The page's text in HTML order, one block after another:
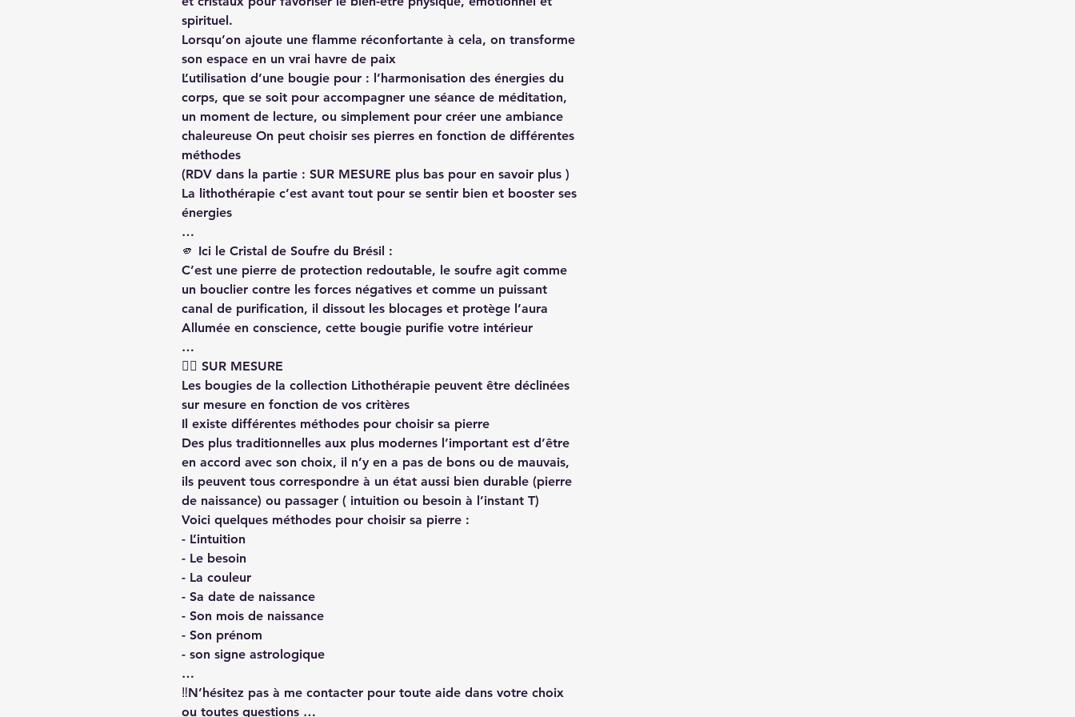
spirituel.
Lorsqu’on ajoute une flamme réconfortante à cela, on transforme
son espace en un vrai havre de paix
L’utilisation d’une bougie pour : l’harmonisation des énergies du
corps, que se soit pour accompagner une séance de méditation,
un moment de lecture, ou simplement pour créer une ambiance
chaleureuse On peut choisir ses pierres en fonction de différentes
méthodes
(RDV dans la partie : SUR MESURE plus bas pour en savoir plus )
La lithothérapie c’est avant tout pour se sentir bien et booster ses
énergies
…
🫵 Ici le Cristal de Soufre du Brésil :
C’est une pierre de protection redoutable, le soufre agit comme
un bouclier contre les forces négatives et comme un puissant
canal de purification, il dissout les blocages et protège l’aura
Allumée en conscience, cette bougie purifie votre intérieur
…
👉🏻 SUR MESURE
Les bougies de la collection Lithothérapie peuvent être déclinées
sur mesure en fonction de vos critères
Il existe différentes méthodes pour choisir sa pierre
Des plus traditionnelles aux plus modernes l’important est d’être
en accord avec son choix, il n’y en a pas de bons ou de mauvais,
ils peuvent tous correspondre à un état aussi bien durable (pierre
de naissance) ou passager ( intuition ou besoin à l’instant T)
Voici quelques méthodes pour choisir sa pierre :
- L’intuition
- Le besoin
- La couleur
- Sa date de naissance
- Son mois de naissance
- Son prénom
- son signe astrologique
…
‼️N’hésitez pas à me contacter pour toute aide dans votre choix
ou toutes questions …